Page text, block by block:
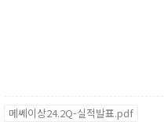
메쎄이상24.2Q-실적발표.pdf